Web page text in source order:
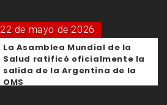
22 de mayo de 2026
La Asamblea Mundial de la
Salud ratificó oficialmente la
salida de la Argentina de la
OMS